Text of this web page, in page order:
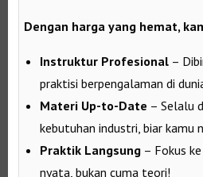
Dengan harga yang hemat,
Instruktur Profesional –
praktisi berpengalaman di
Materi Up-to-Date – Selalu
kebutuhan industri, biar kamu
Praktik Langsung – Fokus
nyata, bukan cuma teori!